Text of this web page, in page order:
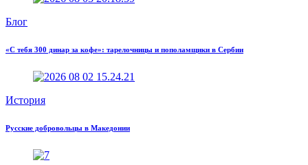
Блог
«С тебя 300 динар за кофе»: тарелочницы и пополамщики в Сербии
История
Русские добровольцы в Македонии